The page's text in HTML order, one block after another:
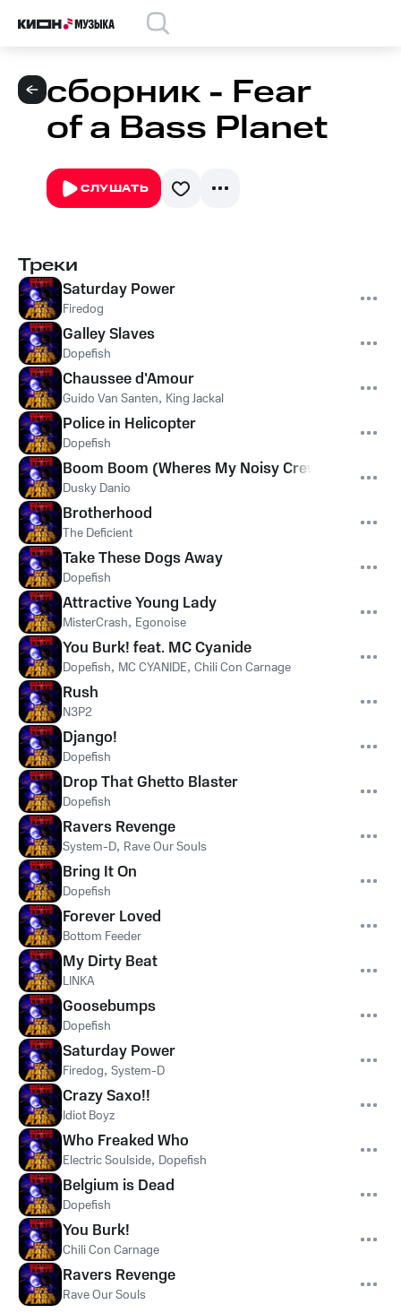
сборник - Fear
of a Bass Planet
СЛУШАТЬ
Треки
Saturday Power
Firedog
Galley Slaves
Dopefish
Chaussee d'Amour
Guido Van Santen, King Jackal
Police in Helicopter
Dopefish
Boom Boom (Wheres My Noisy Crew)
Dusky Danio
Brotherhood
The Deficient
Take These Dogs Away
Dopefish
Attractive Young Lady
MisterCrash, Egonoise
You Burk! feat. MC Cyanide
Dopefish, MC CYANIDE, Chili Con Carnage
Rush
N3P2
Django!
Dopefish
Drop That Ghetto Blaster
Dopefish
Ravers Revenge
System-D, Rave Our Souls
Bring It On
Dopefish
Forever Loved
Bottom Feeder
My Dirty Beat
LINKA
Goosebumps
Dopefish
Saturday Power
Firedog, System-D
Crazy Saxo!!
Idiot Boyz
Who Freaked Who
Electric Soulside, Dopefish
Belgium is Dead
Dopefish
You Burk!
Chili Con Carnage
Ravers Revenge
Rave Our Souls